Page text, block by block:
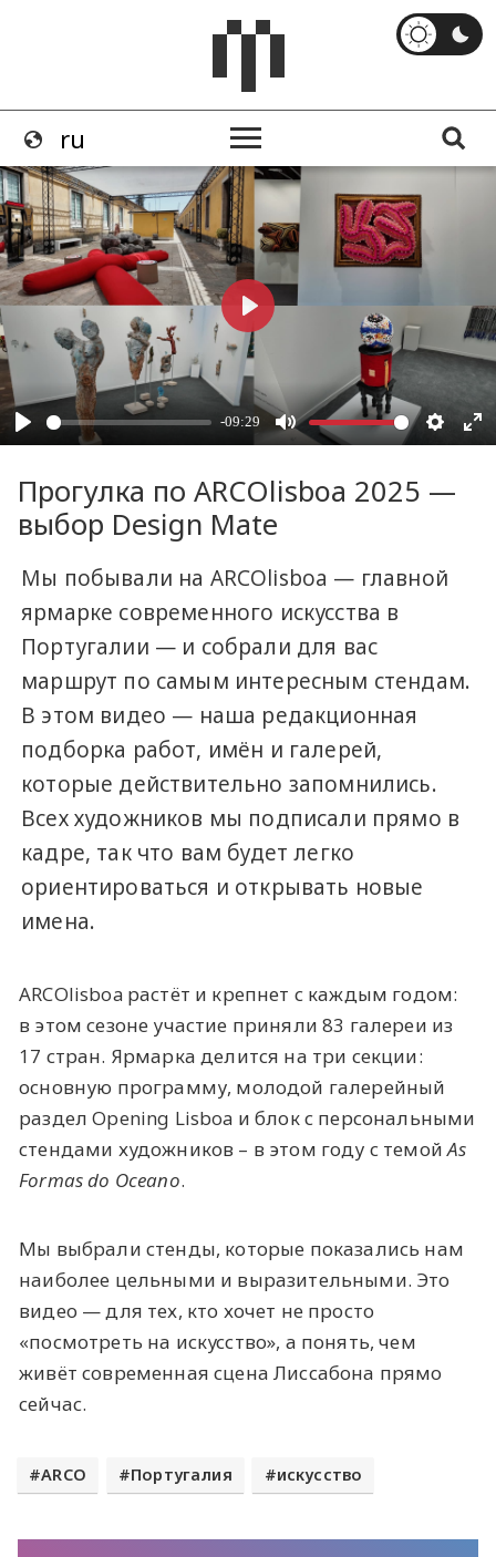
Прогулка по ARCOlisboa 2025 —
выбор Design Mate
Мы побывали на ARCOlisboa — главной
ярмарке современного искусства в
Португалии — и собрали для вас
маршрут по самым интересным стендам.
В этом видео — наша редакционная
подборка работ, имён и галерей,
которые действительно запомнились.
Всех художников мы подписали прямо в
кадре, так что вам будет легко
ориентироваться и открывать новые
имена.
ARCOlisboa растёт и крепнет с каждым годом:
в этом сезоне участие приняли 83 галереи из
17 стран. Ярмарка делится на три секции:
основную программу, молодой галерейный
раздел Opening Lisboa и блок с персональными
стендами художников – в этом году с темойAs
Formas do Oceano.
Мы выбрали стенды, которые показались нам
наиболее цельными и выразительными. Это
видео — для тех, кто хочет не просто
«посмотреть на искусство», а понять, чем
живёт современная сцена Лиссабона прямо
сейчас.
ARCO Португалия искусство